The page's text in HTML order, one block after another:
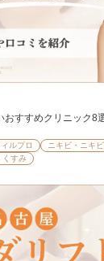
おすすめクリニック8
ルプロ ニキビ・ニキ
くすみ